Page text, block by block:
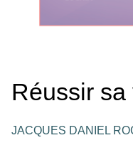
Réussir sa
JACQUES DANIEL